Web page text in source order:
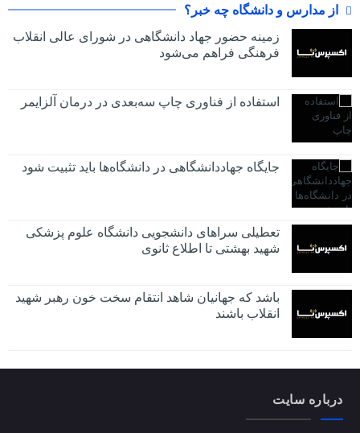
از مدارس و دانشگاه چه خبر؟
زمینه حضور جهاد دانشگاهی در شورای عالی انقلاب
فرهنگی فراهم می‌شود
استفاده از فناوری چاپ سه‌بعدی در درمان آلزایمر
جایگاه جهاددانشگاهی در دانشگاه‌ها باید تثبیت شود
تعطیلی سراهای دانشجویی دانشگاه علوم پزشکی
شهید بهشتی تا اطلاع ثانوی
باشد که جهانیان شاهد انتقام سخت خون رهبر شهید
انقلاب باشند
درباره سایت